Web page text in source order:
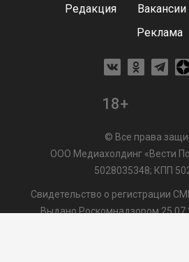
Редакция Вакансии
Реклама
18+
© Все права
ООО Медиахолдинг «Вести
5028035348; КПП
Свидетельство о регистрации
Выдано Роскомнадзором